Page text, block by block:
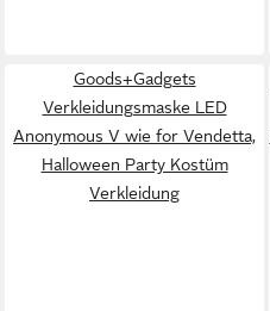
Goods+Gadgets
Verkleidungsmaske LED
Anonymous V wie for Vendetta,
Halloween Party Kostüm
Verkleidung